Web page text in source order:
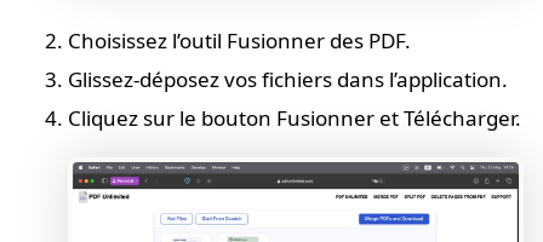
Choisissez l’outil Fusionner des PDF.
Glissez-déposez vos fichiers dans l’application.
Cliquez sur le bouton Fusionner et Télécharger.